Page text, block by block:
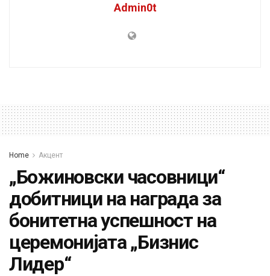
Admin0t
Home Акцент
„Божиновски часовници“
добитници на награда за
бонитетна успешност на
церемонијата „Бизнис
Лидер“